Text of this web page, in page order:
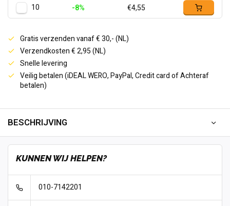
10
-8% €4,55
Gratis verzenden vanaf € 30,- (NL)
Verzendkosten € 2,95 (NL)
Snelle levering
Veilig betalen (iDEAL WERO, PayPal, Credit card of Achteraf
betalen)
BESCHRIJVING
KUNNEN WIJ HELPEN?
010-7142201